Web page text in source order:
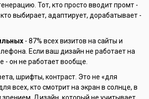
Тот, кто просто вводит промт -
выбирает, адаптирует, дорабатывает -
- 87% всех визитов на сайты и
Если ваш дизайн не работает на
- он не работает вообще.
шрифты, контраст. Это не «для
всех, кто смотрит на экран в солнце, в